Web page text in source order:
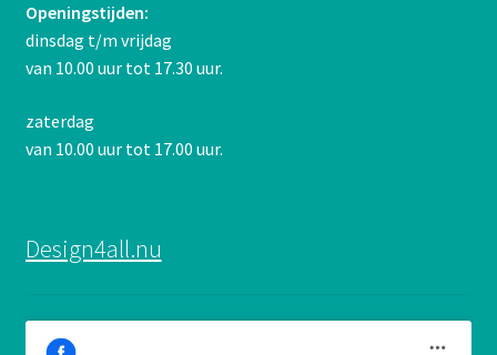
Openingstijden:
dinsdag t/m vrijdag
van 10.00 uur tot 17.30 uur.
zaterdag
van 10.00 uur tot 17.00 uur.
Design4all.nu